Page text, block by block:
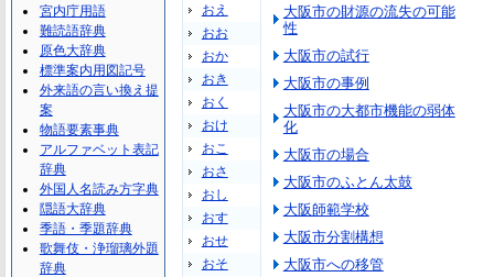
おえ
おお
おか
おき
おく
おけ
おこ
おさ
おし
おす
おせ
おそ
大阪市の財源の流失の可能
性
大阪市の試行
大阪市の事例
大阪市の大都市機能の弱体
化
大阪市の場合
大阪市のふとん太鼓
大阪師範学校
大阪市分割構想
大阪市への移管
宮内庁用語
難読語辞典
原色大辞典
標準案内用図記号
外来語の言い換え提
案
物語要素事典
アルファベット表記
辞典
外国人名読み方字典
隠語大辞典
季語・季題辞典
歌舞伎・浄瑠璃外題
辞典